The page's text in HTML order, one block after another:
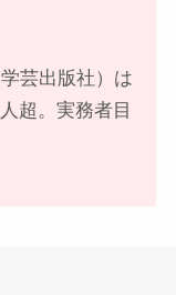
芸出版社）は
超。実務者目